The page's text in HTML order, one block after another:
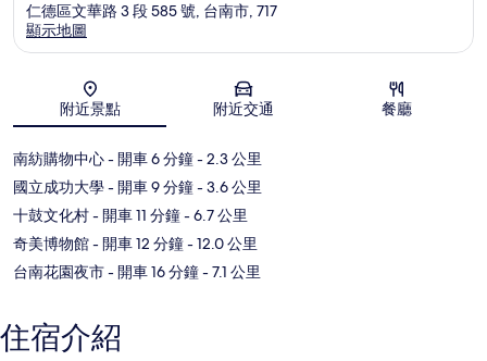
地圖
仁德區文華路 3 段 585 號, 台南市, 717
顯示地圖
附近景點 附近交通 餐廳
南紡購物中心- 開車 6 分鐘- 2.3 公里
國立成功大學- 開車 9 分鐘- 3.6 公里
十鼓文化村- 開車 11 分鐘- 6.7 公里
奇美博物館- 開車 12 分鐘- 12.0 公里
台南花園夜市- 開車 16 分鐘- 7.1 公里
住宿介紹